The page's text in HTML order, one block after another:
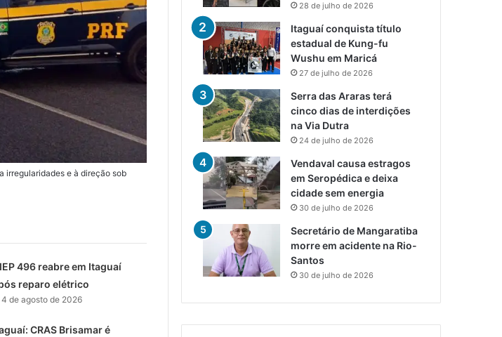
irregularidades e à direção sob
496 reabre em Itaguaí
reparo elétrico
4 de agosto de 2026
CRAS Brisamar é
28 de julho de 2026
Itaguaí conquista título
estadual de Kung-fu
Wushu em Maricá
27 de julho de 2026
Serra das Araras terá
cinco dias de interdições
na Via Dutra
24 de julho de 2026
Vendaval causa estragos
em Seropédica e deixa
cidade sem energia
30 de julho de 2026
Secretário de Mangaratiba
morre em acidente na Rio-
Santos
30 de julho de 2026